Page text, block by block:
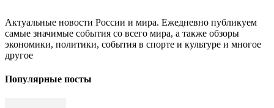
Актуальные новости России и мира. Ежедневно публикуем
самые значимые события со всего мира, а также обзоры
экономики, политики, события в спорте и культуре и многое
другое
Популярные посты